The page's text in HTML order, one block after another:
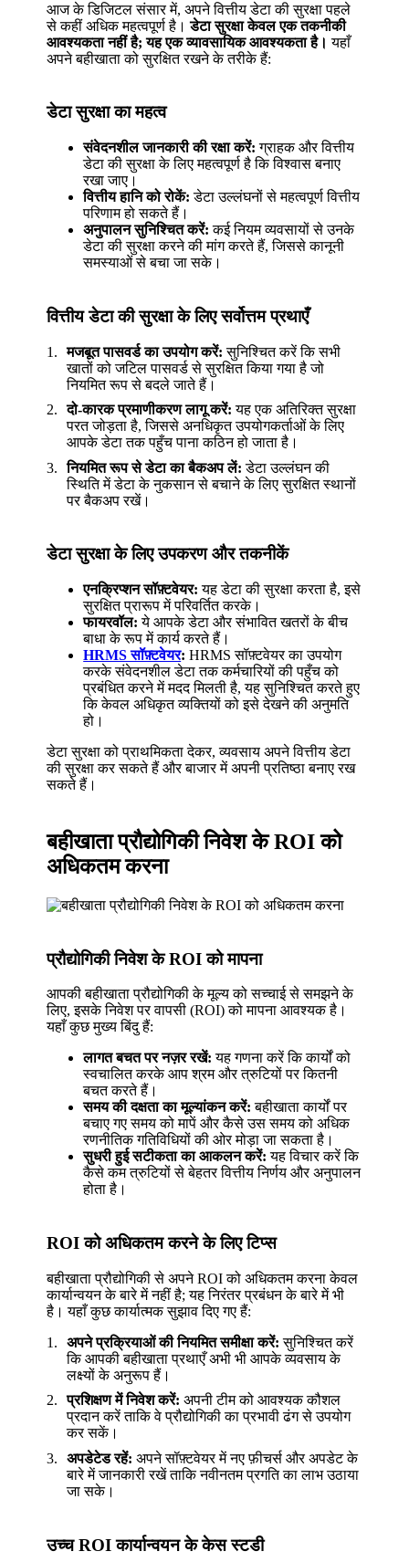
आज के डिजिटल संसार में, अपने वित्तीय डेटा की सुरक्षा पहले
से कहीं अधिक महत्वपूर्ण है।डेटा सुरक्षा केवल एक तकनीकी
आवश्यकता नहीं है; यह एक व्यावसायिक आवश्यकता है। यहाँ
अपने बहीखाता को सुरक्षित रखने के तरीके हैं:
डेटा सुरक्षा का महत्व
संवेदनशील जानकारी की रक्षा करें: ग्राहक और वित्तीय
डेटा की सुरक्षा के लिए महत्वपूर्ण है कि विश्वास बनाए
रखा जाए।
वित्तीय हानि को रोकें: डेटा उल्लंघनों से महत्वपूर्ण वित्तीय
परिणाम हो सकते हैं।
अनुपालन सुनिश्चित करें: कई नियम व्यवसायों से उनके
डेटा की सुरक्षा करने की मांग करते हैं, जिससे कानूनी
समस्याओं से बचा जा सके।
वित्तीय डेटा की सुरक्षा के लिए सर्वोत्तम प्रथाएँ
मजबूत पासवर्ड का उपयोग करें: सुनिश्चित करें कि सभी
खातों को जटिल पासवर्ड से सुरक्षित किया गया है जो
नियमित रूप से बदले जाते हैं।
दो-कारक प्रमाणीकरण लागू करें: यह एक अतिरिक्त सुरक्षा
परत जोड़ता है, जिससे अनधिकृत उपयोगकर्ताओं के लिए
आपके डेटा तक पहुँच पाना कठिन हो जाता है।
नियमित रूप से डेटा का बैकअप लें: डेटा उल्लंघन की
स्थिति में डेटा के नुकसान से बचाने के लिए सुरक्षित स्थानों
पर बैकअप रखें।
डेटा सुरक्षा के लिए उपकरण और तकनीकें
एनक्रिप्शन सॉफ़्टवेयर: यह डेटा की सुरक्षा करता है, इसे
सुरक्षित प्रारूप में परिवर्तित करके।
फायरवॉल: ये आपके डेटा और संभावित खतरों के बीच
बाधा के रूप में कार्य करते हैं।
HRMS सॉफ़्टवेयर: HRMS सॉफ़्टवेयर का उपयोग
करके संवेदनशील डेटा तक कर्मचारियों की पहुँच को
प्रबंधित करने में मदद मिलती है, यह सुनिश्चित करते हुए
कि केवल अधिकृत व्यक्तियों को इसे देखने की अनुमति
हो।
डेटा सुरक्षा को प्राथमिकता देकर, व्यवसाय अपने वित्तीय डेटा
की सुरक्षा कर सकते हैं और बाजार में अपनी प्रतिष्ठा बनाए रख
सकते हैं।
बहीखाता प्रौद्योगिकी निवेश के ROI को
अधिकतम करना
प्रौद्योगिकी निवेश के ROI को मापना
आपकी बहीखाता प्रौद्योगिकी के मूल्य को सच्चाई से समझने के
लिए, इसके निवेश पर वापसी (ROI) को मापना आवश्यक है।
यहाँ कुछ मुख्य बिंदु हैं:
लागत बचत पर नज़र रखें: यह गणना करें कि कार्यों को
स्वचालित करके आप श्रम और त्रुटियों पर कितनी
बचत करते हैं।
समय की दक्षता का मूल्यांकन करें: बहीखाता कार्यों पर
बचाए गए समय को मापें और कैसे उस समय को अधिक
रणनीतिक गतिविधियों की ओर मोड़ा जा सकता है।
सुधरी हुई सटीकता का आकलन करें: यह विचार करें कि
कैसे कम त्रुटियों से बेहतर वित्तीय निर्णय और अनुपालन
होता है।
ROI को अधिकतम करने के लिए टिप्स
बहीखाता प्रौद्योगिकी से अपने ROI को अधिकतम करना केवल
कार्यान्वयन के बारे में नहीं है; यह निरंतर प्रबंधन के बारे में भी
है। यहाँ कुछ कार्यात्मक सुझाव दिए गए हैं:
अपने प्रक्रियाओं की नियमित समीक्षा करें: सुनिश्चित करें
कि आपकी बहीखाता प्रथाएँ अभी भी आपके व्यवसाय के
लक्ष्यों के अनुरूप हैं।
प्रशिक्षण में निवेश करें: अपनी टीम को आवश्यक कौशल
प्रदान करें ताकि वे प्रौद्योगिकी का प्रभावी ढंग से उपयोग
कर सकें।
अपडेटेड रहें: अपने सॉफ़्टवेयर में नए फ़ीचर्स और अपडेट के
बारे में जानकारी रखें ताकि नवीनतम प्रगति का लाभ उठाया
जा सके।
उच्च ROI कार्यान्वयन के केस स्टडी